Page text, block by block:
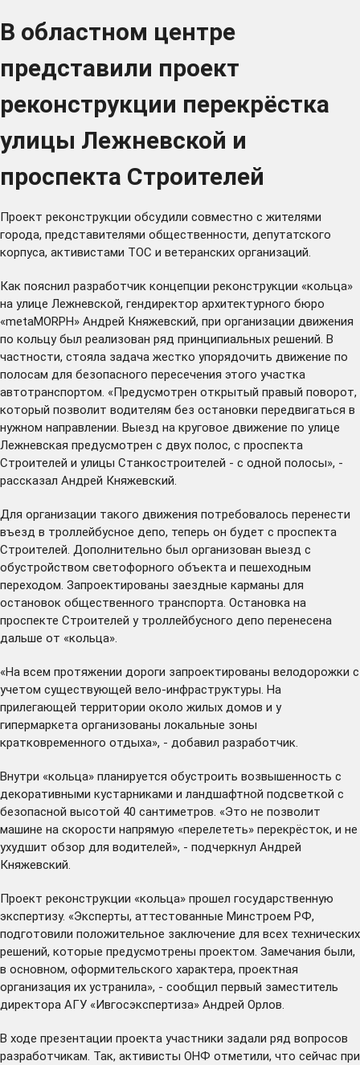
В областном центре
представили проект
реконструкции перекрёстка
улицы Лежневской и
проспекта Строителей
Проект реконструкции обсудили совместно с жителями
города, представителями общественности, депутатского
корпуса, активистами ТОС и ветеранских организаций.
Как пояснил разработчик концепции реконструкции «кольца»
на улице Лежневской, гендиректор архитектурного бюро
«metaMORPH» Андрей Княжевский, при организации движения
по кольцу был реализован ряд принципиальных решений. В
частности, стояла задача жестко упорядочить движение по
полосам для безопасного пересечения этого участка
автотранспортом. «Предусмотрен открытый правый поворот,
который позволит водителям без остановки передвигаться в
нужном направлении. Выезд на круговое движение по улице
Лежневская предусмотрен с двух полос, с проспекта
Строителей и улицы Станкостроителей - с одной полосы», -
рассказал Андрей Княжевский.
Для организации такого движения потребовалось перенести
въезд в троллейбусное депо, теперь он будет с проспекта
Строителей. Дополнительно был организован выезд с
обустройством светофорного объекта и пешеходным
переходом. Запроектированы заездные карманы для
остановок общественного транспорта. Остановка на
проспекте Строителей у троллейбусного депо перенесена
дальше от «кольца».
«На всем протяжении дороги запроектированы велодорожки с
учетом существующей вело-инфраструктуры. На
прилегающей территории около жилых домов и у
гипермаркета организованы локальные зоны
кратковременного отдыха», - добавил разработчик.
Внутри «кольца» планируется обустроить возвышенность с
декоративными кустарниками и ландшафтной подсветкой с
безопасной высотой 40 сантиметров. «Это не позволит
машине на скорости напрямую «перелететь» перекрёсток, и не
ухудшит обзор для водителей», - подчеркнул Андрей
Княжевский.
Проект реконструкции «кольца» прошел государственную
экспертизу. «Эксперты, аттестованные Минстроем РФ,
подготовили положительное заключение для всех технических
решений, которые предусмотрены проектом. Замечания были,
в основном, оформительского характера, проектная
организация их устранила», - сообщил первый заместитель
директора АГУ «Ивгосэкспертиза» Андрей Орлов.
В ходе презентации проекта участники задали ряд вопросов
разработчикам. Так, активисты ОНФ отметили, что сейчас при